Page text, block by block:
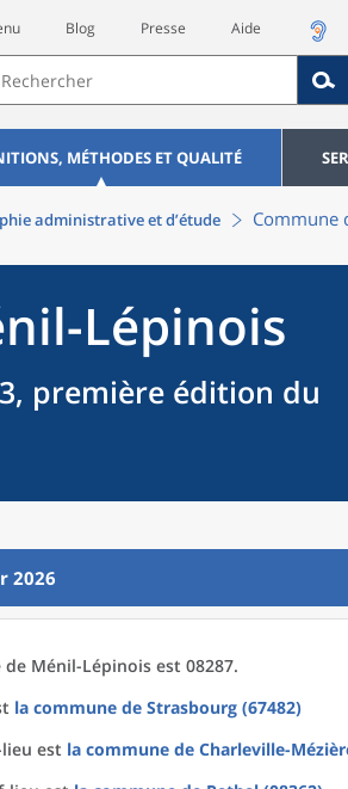
Blog Presse Aide
MÉTHODES ET QUALITÉ
administrative et d’étude Commune
Lépinois
première édition du
2026
de Ménil-Lépinois est 08287.
la commune de Strasbourg (67482)
est la commune de Charleville-